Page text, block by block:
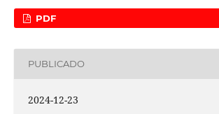
PDF
PUBLICADO
2024-12-23